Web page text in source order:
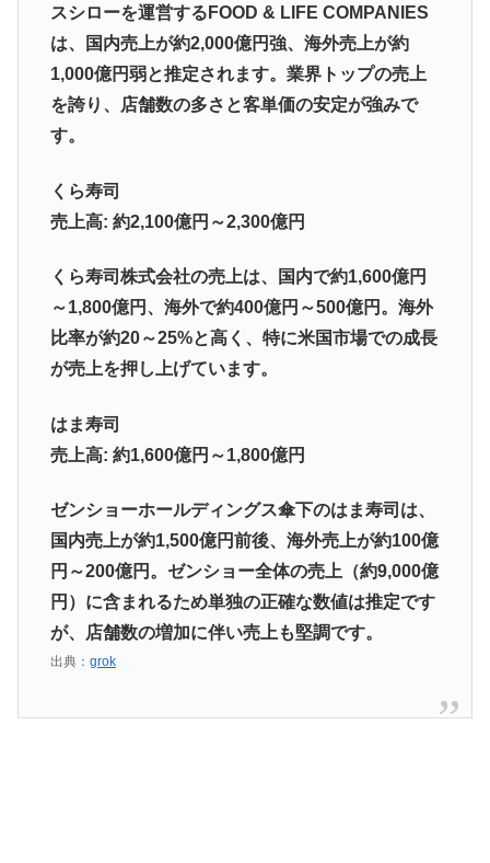
スシローを運営するFOOD & LIFE COMPANIES
は、国内売上が約2,000億円強、海外売上が約
1,000億円弱と推定されます。業界トップの売上
を誇り、店舗数の多さと客単価の安定が強みで
す。
くら寿司
売上高: 約2,100億円～2,300億円
くら寿司株式会社の売上は、国内で約1,600億円
～1,800億円、海外で約400億円～500億円。海外
比率が約20～25%と高く、特に米国市場での成長
が売上を押し上げています。
はま寿司
売上高: 約1,600億円～1,800億円
ゼンショーホールディングス傘下のはま寿司は、
国内売上が約1,500億円前後、海外売上が約100億
円～200億円。ゼンショー全体の売上（約9,000億
円）に含まれるため単独の正確な数値は推定です
が、店舗数の増加に伴い売上も堅調です。
出典： grok